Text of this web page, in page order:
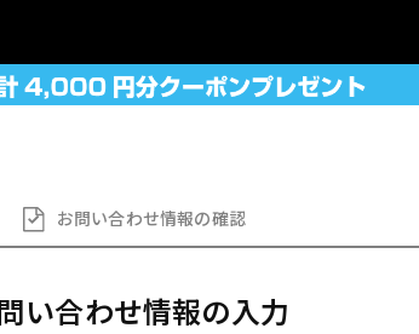
お問い合わせ情報の確認
い合わせ情報の入力